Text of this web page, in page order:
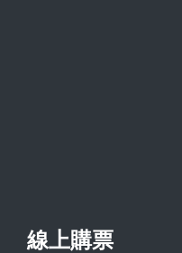
線上購票